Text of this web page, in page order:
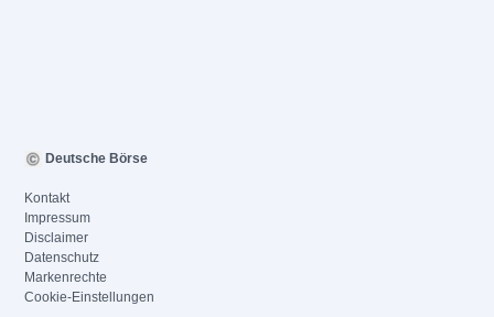
Deutsche Börse
Kontakt
Impressum
Disclaimer
Datenschutz
Markenrechte
Cookie-Einstellungen